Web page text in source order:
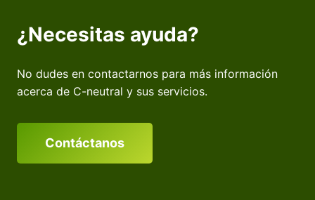
¿Necesitas ayuda?
No dudes en contactarnos para más información
acerca de C-neutral y sus servicios.
Contáctanos